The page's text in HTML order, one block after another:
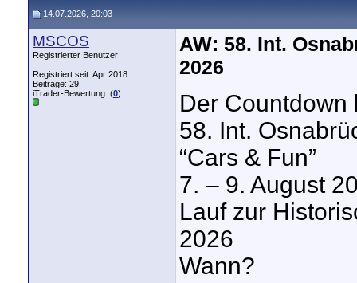
14.07.2026, 20:03
MSCOS
Registrierter Benutzer
Registriert seit: Apr 2018
Beiträge: 29
iTrader-Bewertung: (0)
AW: 58. Int.
2026
Der
58. Int.
“Cars & Fun”
7. – 9. August
Lauf zur
2026
Wann?